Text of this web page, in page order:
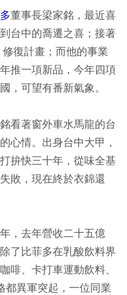
董事長梁家銘，最近喜
台中的喬遷之喜；接著
復計畫；而他的事業
推一項新品，今年四項
，可望有番新氣象。
看著窗外車水馬龍的台
心情。出身台中大甲，
拚快三十年，從味全基
失敗，現在終於衣錦還
，去年營收二十五億
了比菲多在乳酸飲料界
啡、卡打車運動飲料、
都異軍突起，一位同業